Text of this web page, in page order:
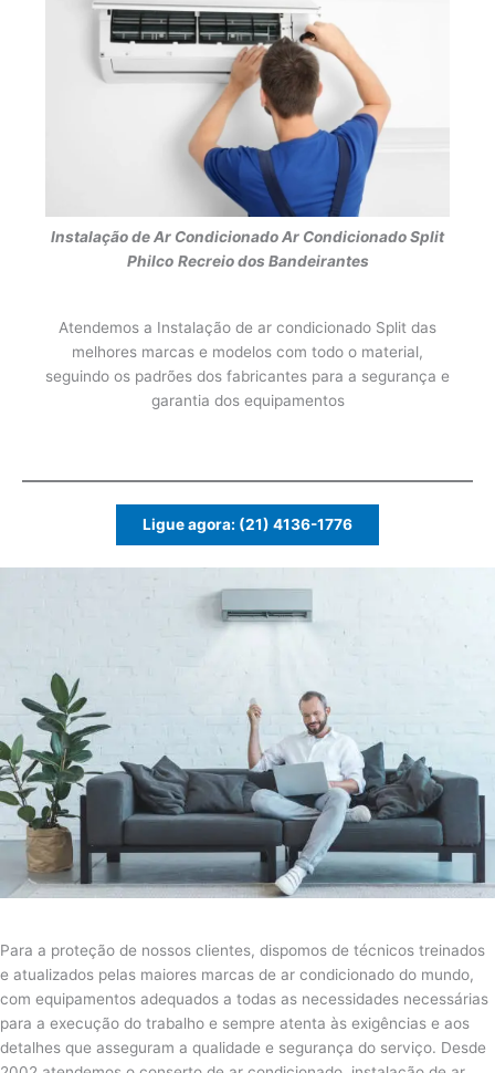
Instalação de Ar CondicionadoAr Condicionado Split
Philco Recreio dos Bandeirantes
Atendemos a Instalação de ar condicionado Split das
melhores marcas e modelos com todo o material,
seguindo os padrões dos fabricantes para a segurança e
garantia dos equipamentos
Ligue agora: (21) 4136-1776
Para a proteção de nossos clientes, dispomos de técnicos treinados
e atualizados pelas maiores marcas de ar condicionado do mundo,
com equipamentos adequados a todas as necessidades necessárias
para a execução do trabalho e sempre atenta às exigências e aos
detalhes que asseguram a qualidade e segurança do serviço. Desde